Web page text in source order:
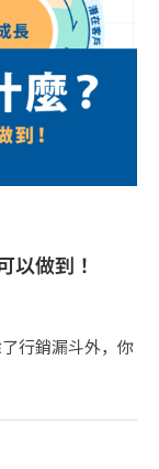
以做到！
行銷漏斗外，你